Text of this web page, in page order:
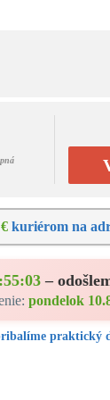
kuriérom na
–
pondelok
praktický